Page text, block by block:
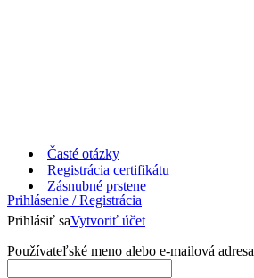
Časté otázky
Registrácia certifikátu
Prihlásenie / Registrácia
Prihlásiť saVytvoriť účet
Používateľské meno alebo e-mailová adresa
Zásnubné prstene